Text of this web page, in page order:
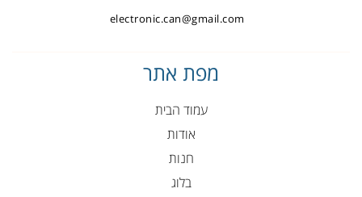
electronic.can@gmail.com
מפת אתר
עמוד הבית
אודות
חנות
בלוג